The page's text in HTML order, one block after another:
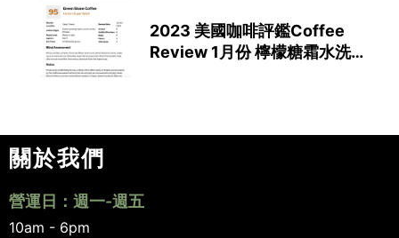
2023 美國咖啡評鑑Coffee
Review 1月份 檸檬糖霜水洗
關於我們
營運日：週一-週五
10am - 6pm